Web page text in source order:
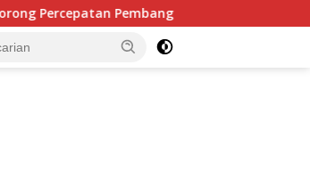
di Nusa Utara